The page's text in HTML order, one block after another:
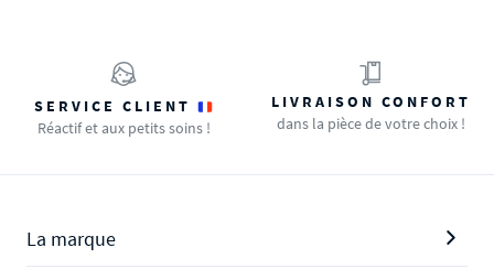
SERVICE CLIENT
Réactif et aux petits soins !
LIVRAISON CONFORT
dans la pièce de votre choix !
La marque